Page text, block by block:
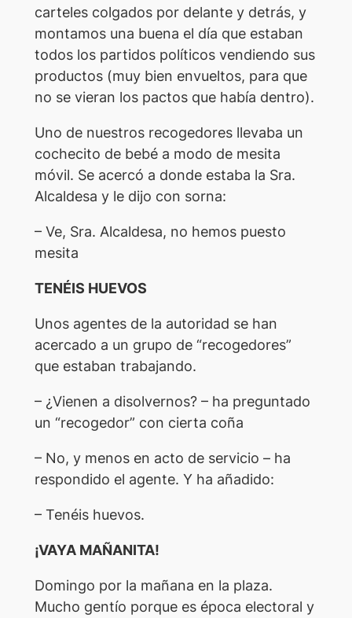
carteles colgados por delante y detrás, y
montamos una buena el día que estaban
todos los partidos políticos vendiendo sus
productos (muy bien envueltos, para que
no se vieran los pactos que había dentro).
Uno de nuestros recogedores llevaba un
cochecito de bebé a modo de mesita
móvil. Se acercó a donde estaba la Sra.
Alcaldesa y le dijo con sorna:
– Ve, Sra. Alcaldesa, no hemos puesto
mesita
TENÉIS HUEVOS
Unos agentes de la autoridad se han
acercado a un grupo de “recogedores”
que estaban trabajando.
– ¿Vienen a disolvernos? – ha preguntado
un “recogedor” con cierta coña
– No, y menos en acto de servicio – ha
respondido el agente. Y ha añadido:
– Tenéis huevos.
¡VAYA MAÑANITA!
Domingo por la mañana en la plaza.
Mucho gentío porque es época electoral y